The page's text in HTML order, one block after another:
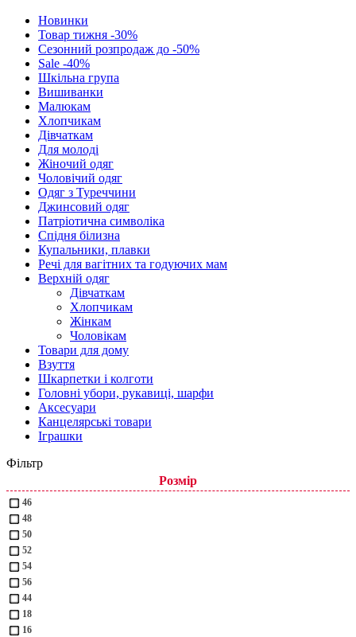
Новинки
Товар тижня -30%
Сезонний розпродаж до -50%
Sale -40%
Шкільна група
Вишиванки
Малюкам
Хлопчикам
Дівчаткам
Для молоді
Жіночий одяг
Чоловічий одяг
Одяг з Туреччини
Джинсовий одяг
Патріотична символіка
Спідня білизна
Купальники, плавки
Речі для вагітних та годуючих мам
Верхній одяг
Дівчаткам
Хлопчикам
Жінкам
Чоловікам
Товари для дому
Взуття
Шкарпетки і колготи
Головні убори, рукавиці, шарфи
Аксесуари
Канцелярські товари
Іграшки
Фільтр
Розмір
46
48
50
52
54
56
44
18
16